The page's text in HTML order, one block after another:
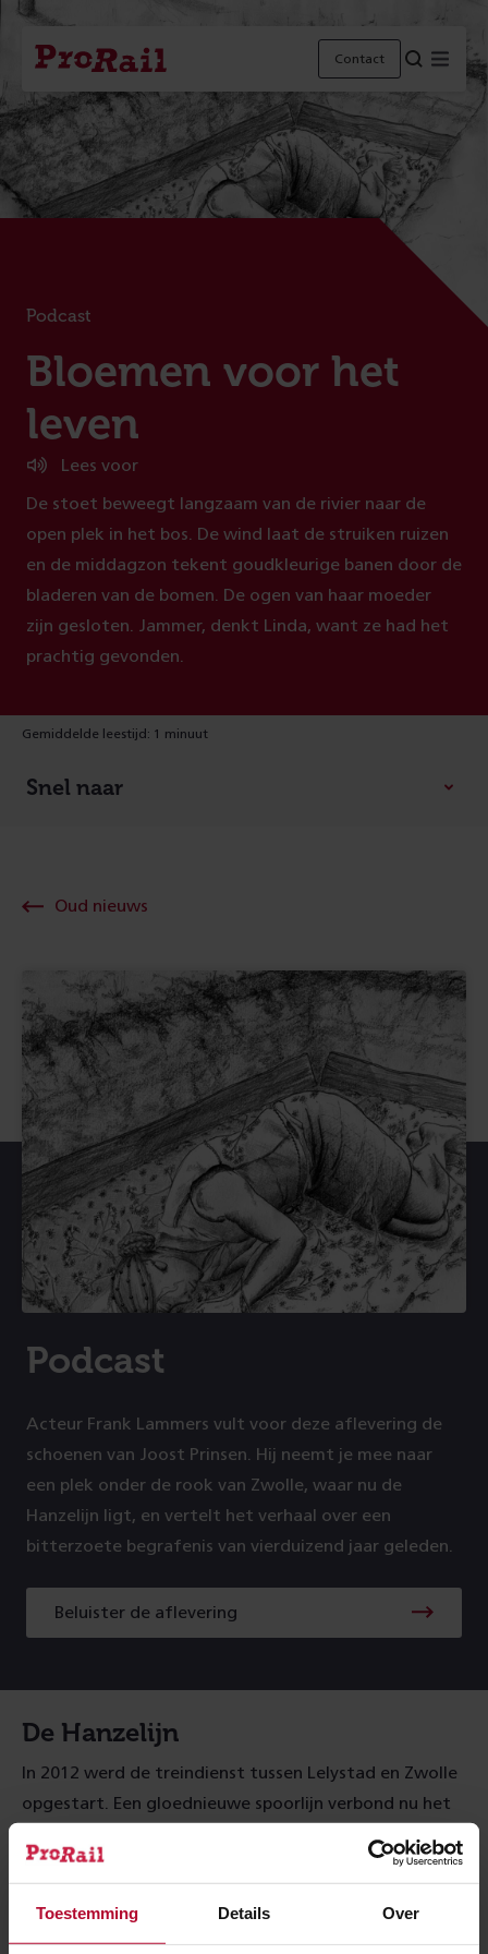
Toestemming Details Over
Navigatie
Homepage
ProRail
Contact Menu
Podcast
:
Bloemen voor het
leven
Lees voor
De stoet beweegt langzaam van de rivier naar de
open plek in het bos. De wind laat de struiken ruizen
en de middagzon tekent goudkleurige banen door de
bladeren van de bomen. De ogen van haar moeder
zijn gesloten. Jammer, denkt Linda, want ze had het
prachtig gevonden.
Gemiddelde leestijd: 1 minuut
Snel naar
Oud nieuws
Podcast
Acteur Frank Lammers vult voor deze aflevering de
schoenen van Joost Prinsen. Hij neemt je mee naar
een plek onder de rook van Zwolle, waar nu de
Hanzelijn ligt, en vertelt het verhaal over een
bitterzoete begrafenis van vierduizend jaar geleden.
Beluister de aflevering
Beluister
de
De Hanzelijn
In 2012 werd de treindienst tussen Lelystad en Zwolle
opgestart. Een gloednieuwe spoorlijn verbond nu het
starten na uitgebreid onderzoek. Archeologen gingen
troffen bij Hattemerbroek een woonplaats uit de